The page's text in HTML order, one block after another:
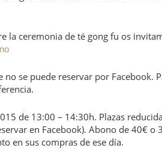
la ceremonia de té gong fu os
se puede reservar por Facebook.
de 13:00 – 14:30h. Plazas
en Facebook). Abono de 40€ o
en sus compras de ese día.